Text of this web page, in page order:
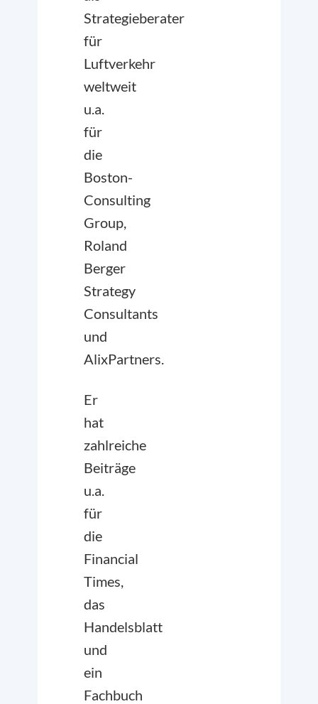
Strategieberater
für
Luftverkehr
weltweit
u.a.
für
die
Boston-
Consulting
Group,
Roland
Berger
Strategy
Consultants
und
AlixPartners.
Er
hat
zahlreiche
Beiträge
u.a.
für
die
Financial
Times,
das
Handelsblatt
und
ein
Fachbuch